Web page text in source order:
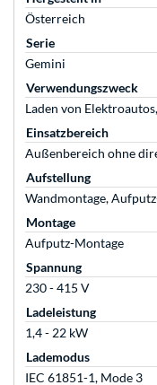
Österreich
Serie
Gemini
Verwendungszweck
Laden von
Einsatzbereich
Außenbereich ohne
Aufstellung
Wandmontage,
Montage
Aufputz-Montage
Spannung
230 - 415 V
Ladeleistung
1,4 - 22 kW
Lademodus
IEC 61851-1, Mode 3